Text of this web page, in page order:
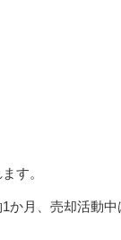
す。
月、売却活動